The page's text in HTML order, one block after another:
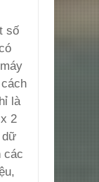
số
là
2
dữ
các